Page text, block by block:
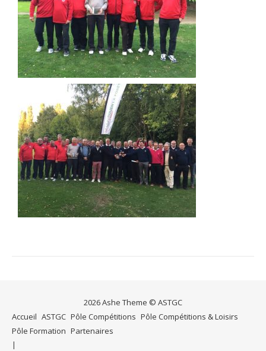
2026 Ashe Theme © ASTGC
Accueil ASTGC Pôle Compétitions Pôle Compétitions & Loisirs
Pôle Formation Partenaires